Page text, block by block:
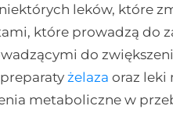
leków, które
które prowadzą do
do
żelaza oraz leki
metaboliczne w